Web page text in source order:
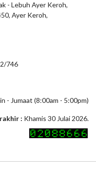
- Lebuh Ayer Keroh,
Ayer Keroh,
746
- Jumaat (8:00am - 5:00pm)
: Khamis 30 Julai 2026.